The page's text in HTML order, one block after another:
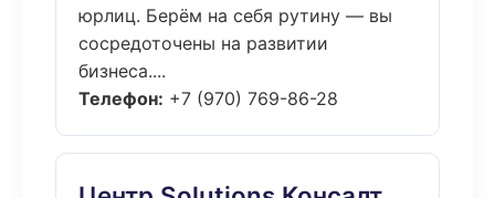
юрлиц. Берём на себя рутину — вы
сосредоточены на развитии
бизнеса....
Телефон: +7 (970) 769-86-28